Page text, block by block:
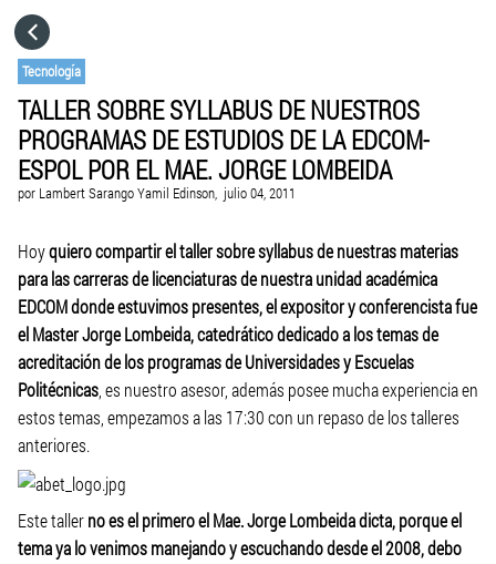
Tecnología
TALLER SOBRE SYLLABUS DE NUESTROS
PROGRAMAS DE ESTUDIOS DE LA EDCOM-
ESPOL POR EL MAE. JORGE LOMBEIDA
por Lambert Sarango Yamil Edinson, julio 04, 2011
Hoyquiero compartir el taller sobre syllabus de nuestras materias
para las carreras de licenciaturas de nuestra unidad académica
EDCOM donde estuvimos presentes, el expositor y conferencista fue
el Master Jorge Lombeida, catedrático dedicado a los temas de
acreditación de los programas de Universidadesy Escuelas
Politécnicas , es nuestro asesor, además posee mucha experiencia en
estos temas, empezamos a las 17:30 con un repaso de los talleres
anteriores.
Este tallerno es el primero el Mae. Jorge Lombeida dicta, porque el
tema ya lo venimos manejando y escuchando desde el 2008, debo
CATEGORÍAS
IR A
VISITA EL SITIO WEB